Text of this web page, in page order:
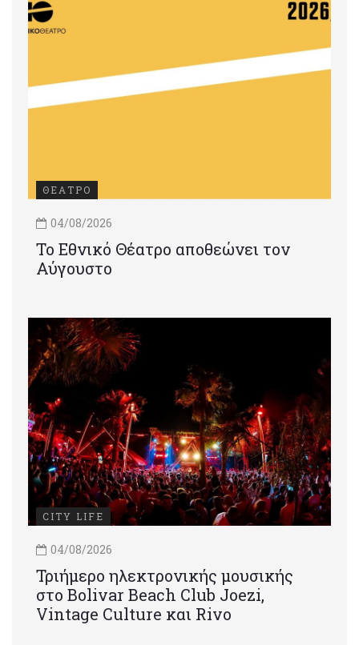
ΘΕΑΤΡΟ
04/08/2026
Το Εθνικό Θέατρο αποθεώνει τον
Αύγουστο
CITY LIFE
04/08/2026
Τριήμερο ηλεκτρονικής μουσικής
στο Bolivar Beach Club Joezi,
Vintage Culture και Rivo